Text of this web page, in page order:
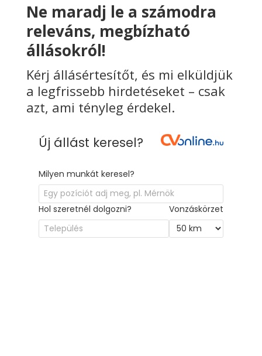
Ne maradj le a számodra
releváns, megbízható
állásokról!
Kérj állásértesítőt, és mi elküldjük
a legfrissebb hirdetéseket – csak
azt, ami tényleg érdekel.